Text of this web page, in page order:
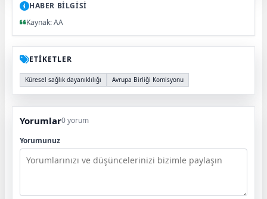
HABER BİLGİSİ
Kaynak: AA
ETİKETLER
Küresel sağlık dayanıklılığı Avrupa Birliği Komisyonu
Yorumlar0 yorum
Yorumunuz